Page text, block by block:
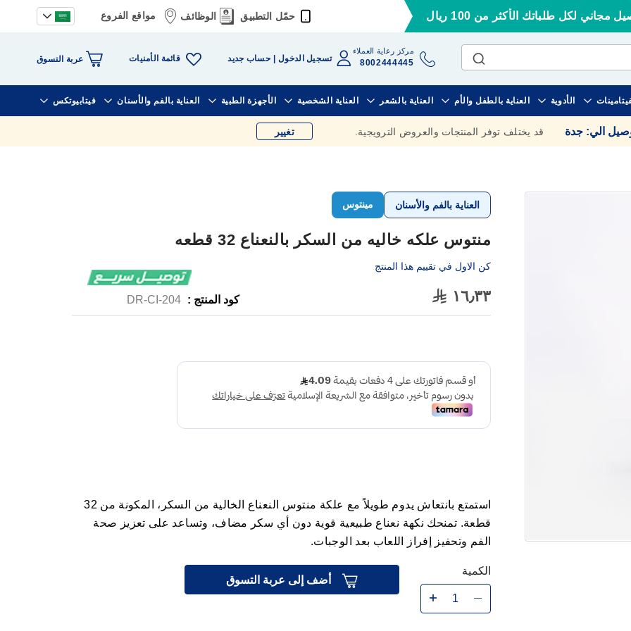
مجاني لكل طلباتك الأكثر من 100 ريال حمّل التطبيق الوظائف مواقع الفروع
مركز رعاية العملاء
8002444445 تسجيل الدخول حساب جديد قائمة الأمنيات عربة التسوق
الأدوية العناية بالطفل والأم العناية بالشعر العناية الشخصية الأجهزة الطبية العناية بالفم والأسنان فيتابيوتكس
الي: جدة قد يختلف توفر المنتجات والعروض الترويجية. تغيير
العناية بالفم والأسنان مينتوس
منتوس علكه خاليه من السكر بالنعناع 32 قطعه
كن الاول في تقييم هذا المنتج
١٦٫٣٣ كود المنتج : DR-CI-204
استمتع بانتعاش يدوم طويلاً مع علكة منتوس النعناع الخالية من السكر، المكونة من 32
قطعة. تمنحك نكهة نعناع طبيعية قوية دون أي سكر مضاف، وتساعد على تعزيز صحة
الفم وتحفيز إفراز اللعاب بعد الوجبات.
الكمية
أضف إلى عربة التسوق